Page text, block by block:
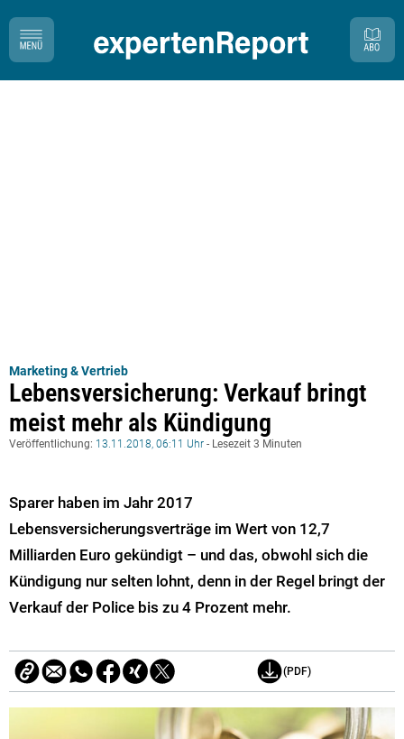
Marketing & Vertrieb
Lebensversicherung: Verkauf bringt
meist mehr als Kündigung
Veröffentlichung: 13.11.2018, 06:11 Uhr - Lesezeit 3 Minuten
Sparer haben im Jahr 2017
Lebensversicherungsverträge im Wert von 12,7
Milliarden Euro gekündigt – und das, obwohl sich die
Kündigung nur selten lohnt, denn in der Regel bringt der
Verkauf der Police bis zu 4 Prozent mehr.
(PDF)